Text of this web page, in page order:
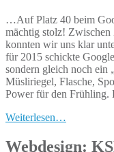
…Auf Platz 40 beim
mächtig stolz!
konnten wir uns klar
für 2015 schickte
sondern gleich noch ein
Müsliriegel, Flasche,
Power für den Frühling.
Weiterlesen…
Webdesign: